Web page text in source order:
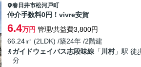
春日井市松河戸町
仲介手数料0円！vivre安賀
6.4万円 管理/共益費3,800円
66.24㎡ (2LDK) /築24年 /2階建
ガイドウェイバス志段味線 「 川村」駅 徒
分